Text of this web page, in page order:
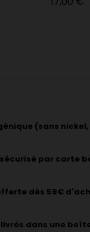
(sans
par carte
dès 59€
dans une